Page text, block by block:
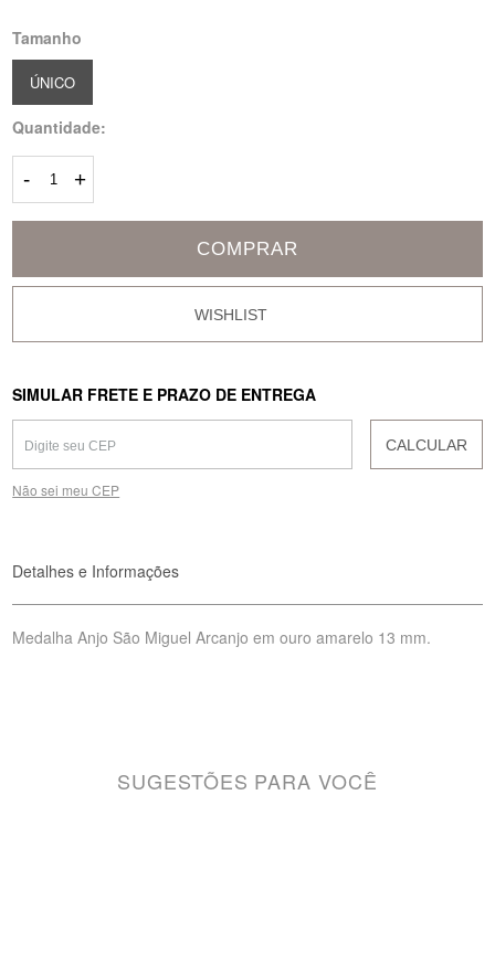
Tamanho
ÚNICO
Quantidade:
- +
COMPRAR
SIMULAR FRETE E PRAZO DE ENTREGA
CALCULAR
Não sei meu CEP
Detalhes e Informações
Medalha Anjo São Miguel Arcanjo em ouro amarelo 13 mm.
SUGESTÕES PARA VOCÊ